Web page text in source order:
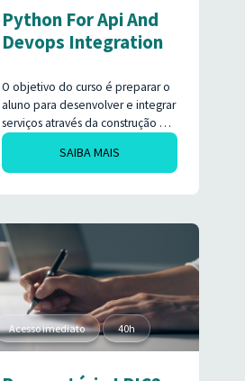
Python For Api And
Devops Integration
O objetivo do curso é preparar o
aluno para desenvolver e integrar
serviços através da construção de
APIs em Python, além de
apresentar uma esteira de
desenvolvimento integrando
ferramentas de versionamento
deploy com Git, GitLab CI e
Heroku.
SAIBA MAIS
Acesso imediato 40h